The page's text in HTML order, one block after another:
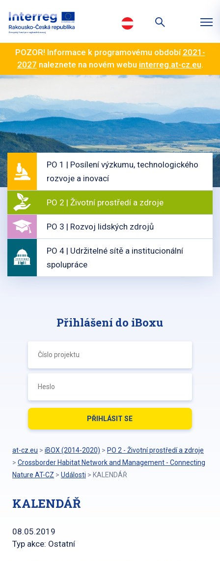
POZOR! Informace k programovému období 2021-
2027 naleznete na novém webu interreg.at-cz.eu.
PO 1 | Posílení výzkumu, technologického
rozvoje a inovací
PO 2 | Životní prostředí a zdroje
PO 3 | Rozvoj lidských zdrojů
PO 4 | Udržitelné sítě a institucionální
spolupráce
Přihlášení do iBoxu
at-cz.eu > iBOX (2014-2020) > PO 2 - Životní prostředí a zdroje
> Crossborder Habitat Network and Management - Connecting
Nature AT-CZ > Události > KALENDÁŘ
KALENDÁŘ
08.05.2019
Typ akce: Ostatní